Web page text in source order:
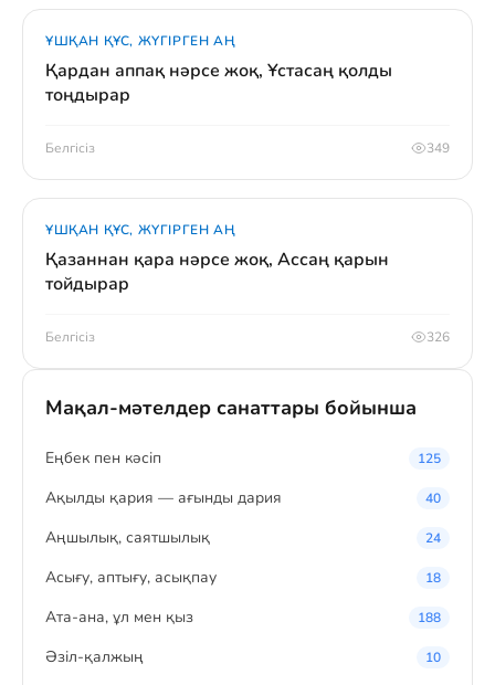
ҰШҚАН ҚҰС, ЖҮГІРГЕН АҢ
Қардан аппақ нәрсе жоқ, Ұстасаң қолды
тоңдырар
Белгісіз 349
ҰШҚАН ҚҰС, ЖҮГІРГЕН АҢ
Қазаннан қара нәрсе жоқ, Ассаң қарын
тойдырар
Белгісіз 326
Мақал-мәтелдер санаттары бойынша
Eңбек пен кәсіп 125
Ақылды қария — ағынды дария 40
Аңшылық, саятшылық 24
Асығу, аптығу, асықпау 18
Ата-ана, ұл мен қыз 188
Әзіл-қалжың 10